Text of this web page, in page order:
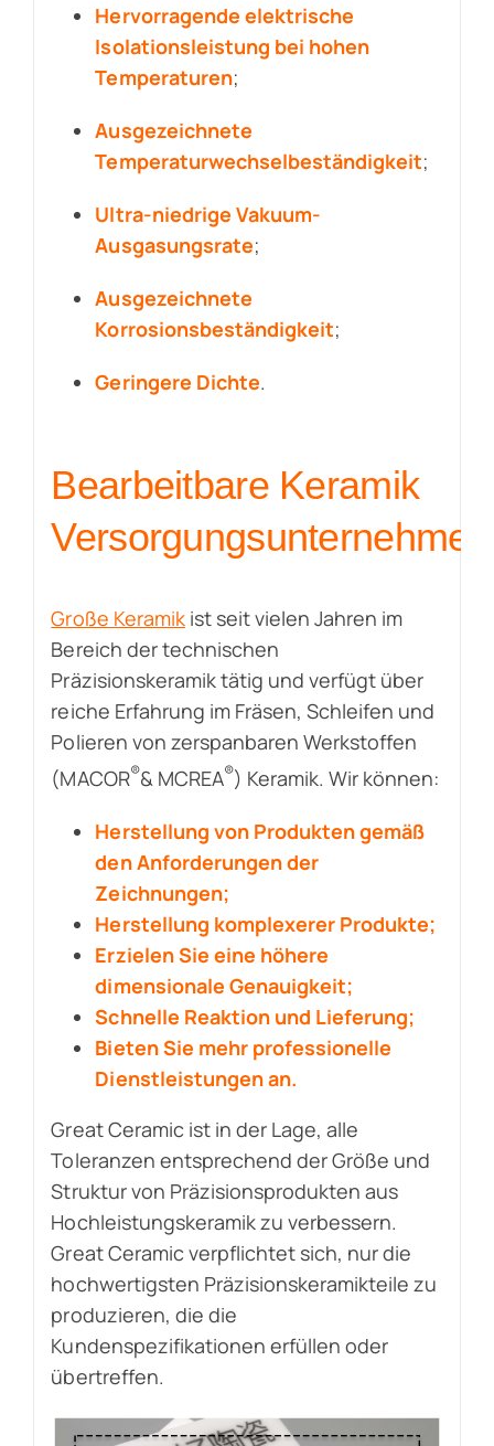
Hervorragende elektrische
Isolationsleistung bei hohen
Temperaturen;
Ausgezeichnete
Temperaturwechselbeständigkeit;
Ultra-niedrige Vakuum-
Ausgasungsrate;
Ausgezeichnete
Korrosionsbeständigkeit;
Geringere Dichte.
Bearbeitbare Keramik
Versorgungsunternehmen
Große Keramikist seit vielen Jahren im
Bereich der technischen
Präzisionskeramik tätig und verfügt über
reiche Erfahrung im Fräsen, Schleifen und
Polieren von zerspanbaren Werkstoffen
(MACOR®& MCREA®) Keramik. Wir können:
Herstellung von Produkten gemäß
den Anforderungen der
Zeichnungen;
Herstellung komplexerer Produkte;
Erzielen Sie eine höhere
dimensionale Genauigkeit;
Schnelle Reaktion und Lieferung;
Bieten Sie mehr professionelle
Dienstleistungen an.
Great Ceramic ist in der Lage, alle
Toleranzen entsprechend der Größe und
Struktur von Präzisionsprodukten aus
Hochleistungskeramik zu verbessern.
Great Ceramic verpflichtet sich, nur die
hochwertigsten Präzisionskeramikteile zu
produzieren, die die
Kundenspezifikationen erfüllen oder
übertreffen.